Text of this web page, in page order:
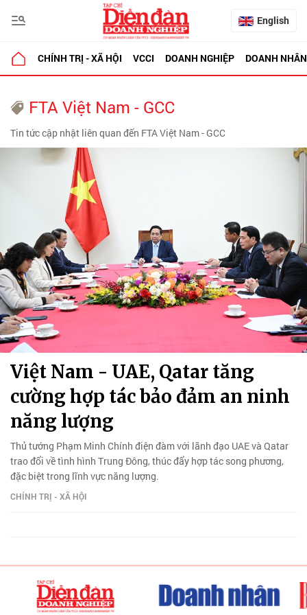
English
CHÍNH TRỊ - XÃ HỘI VCCI DOANH NGHIỆP DOANH NHÂN
FTA Việt Nam - GCC
Tin tức cập nhật liên quan đến FTA Việt Nam - GCC
Việt Nam - UAE, Qatar tăng
cường hợp tác bảo đảm an ninh
năng lượng
Thủ tướng Phạm Minh Chính điện đàm với lãnh đạo UAE và Qatar
trao đổi về tình hình Trung Đông, thúc đẩy hợp tác song phương,
đặc biệt trong lĩnh vực năng lượng.
CHÍNH TRỊ - XÃ HỘI